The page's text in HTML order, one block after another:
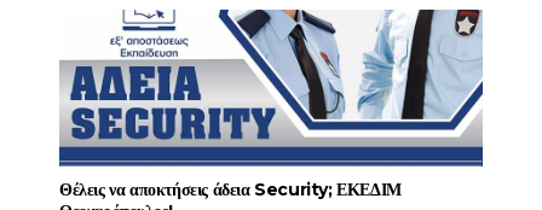
Θέλεις να αποκτήσεις άδεια Security; ΕΚΕΔΙΜ